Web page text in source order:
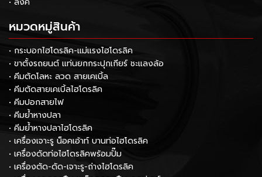
หมวดหมู่สินค้า
• กระบอกไฮโดรลิค-แม่แรงไฮโดรลิค
• ขาตั้งรถยนต์ แท่นยกกระปุกเกียร์ ชะแลงล้อ
• คีมตัดโลหะ ลวด สายเคเบิ้ล
• คีมตัดสายเคเบิ้ลไฮโดรลิค
• คีมปอกสายไฟ
• คีมย้ำหางปลา
• คีมย้ำหางปลาไฮโดรลิค
• เครื่องเจาะรู น็อคเอ้าท์ บานท่อไฮโดรลิค
• เครื่องดัดท่อไฮโดรลิคพร้อมปั๊ม
• เครื่องตัด-ดัด-เจาะรู-ถ่างไฮโดรลิค